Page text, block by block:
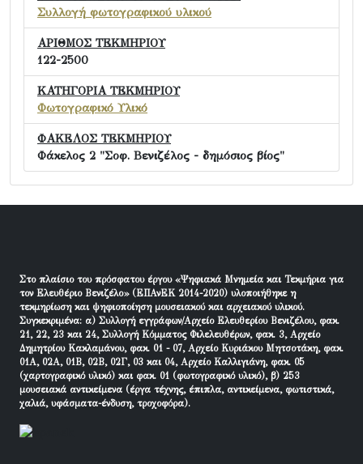
Συλλογή φωτογραφικού υλικού
ΑΡΙΘΜΟΣ ΤΕΚΜΗΡΙΟΥ
122-2500
ΚΑΤΗΓΟΡΙΑ ΤΕΚΜΗΡΙΟΥ
Φωτογραφικό Υλικό
ΦΑΚΕΛΟΣ ΤΕΚΜΗΡΙΟΥ
Φάκελος 2 "Σοφ. Βενιζέλος - δημόσιος βίος"
Στο πλαίσιο του πρόσφατου έργου «Ψηφιακά Μνημεία και Τεκμήρια για
τον Ελευθέριο Βενιζέλο» (ΕΠΑνΕΚ 2014-2020) υλοποιήθηκε η
τεκμηρίωση και ψηφιοποίηση μουσειακού και αρχειακού υλικού.
Συγκεκριμένα: α) Συλλογή εγγράφων/Αρχείο Ελευθερίου Βενιζέλου, φακ.
21, 22, 23 και 24, Συλλογή Κόμματος Φιλελευθέρων, φακ. 3, Αρχείο
Δημητρίου Κακλαμάνου, φακ. 01 - 07, Αρχείο Κυριάκου Μητσοτάκη, φακ.
01Α, 02Α, 01Β, 02Β, 02Γ, 03 και 04, Αρχείο Καλλιγιάνη, φακ. 05
(χαρτογραφικό υλικό) και φακ. 01 (φωτογραφικό υλικό), β) 253
μουσειακά αντικείμενα (έργα τέχνης, έπιπλα, αντικείμενα, φωτιστικά,
χαλιά, υφάσματα-ένδυση, τροχοφόρα).